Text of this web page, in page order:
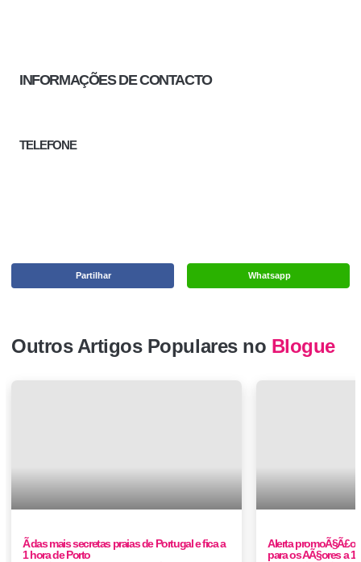
INFORMAÇÕES DE CONTACTO
TELEFONE
Whatsapp
Partilhar
Outros Artigos Populares no Blogue
Ã das mais secretas praias de Portugal e fica a
1 hora de Porto
Alerta promoÃ§Ã£o
para os AÃ§ores a